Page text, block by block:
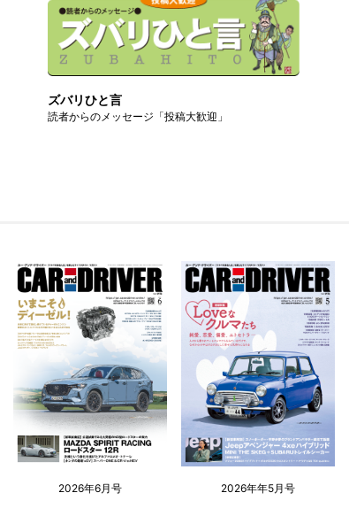
ズバリひと言
読者からのメッセージ「投稿大歓迎」
2026年6月号 2026年年5月号